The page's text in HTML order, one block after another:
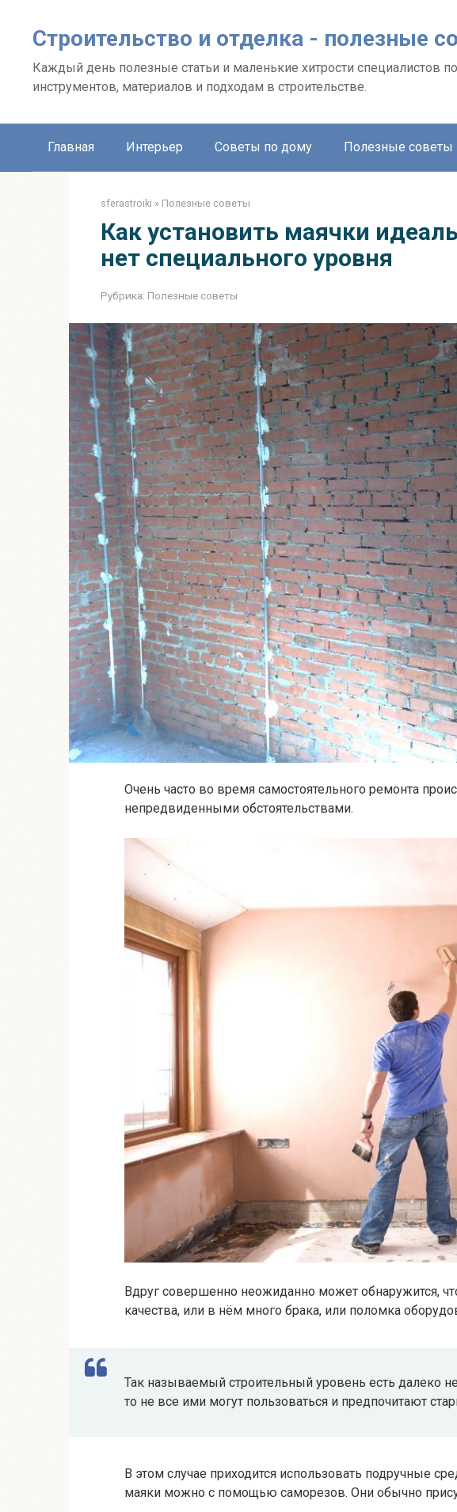
контентуСтроительство и отделка - полезные
Каждый день полезные статьи и маленькие хитрости специалистов
инструментов, материалов и подходам в строительстве.
Главная Интерьер Советы по дому Полезные советы
sferastroiki » Полезные советы
Как установить маячки
нет специального уровня
Рубрика: Полезные советы
Очень часто во время самостоятельного ремонта
непредвиденными обстоятельствами.
Вдруг совершенно неожиданно может обнаружится,
качества, или в нём много брака, или поломка
Так называемый строительный уровень есть далеко
то не все ими могут пользоваться и предпочитают
В этом случае приходится использовать подручные
маяки можно с помощью саморезов. Они обычно